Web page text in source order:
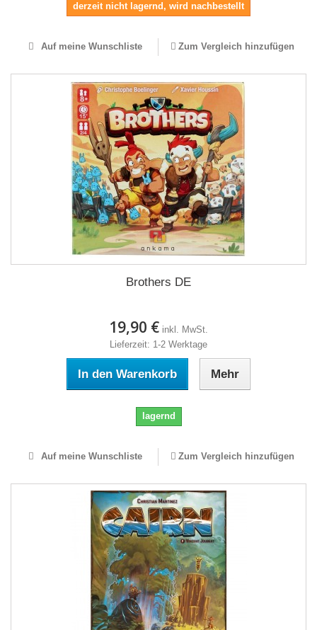
derzeit nicht lagernd, wird nachbestellt
Auf meine Wunschliste Zum Vergleich hinzufügen
Brothers DE
19,90 € inkl. MwSt.
Lieferzeit: 1-2 Werktage
In den Warenkorb Mehr
lagernd
Auf meine Wunschliste Zum Vergleich hinzufügen